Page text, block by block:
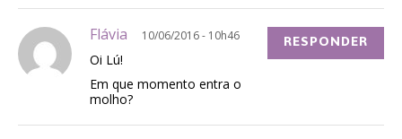
Flávia 10/06/2016 - 10h46
Oi Lú!
Em que momento entra o
molho?
RESPONDER